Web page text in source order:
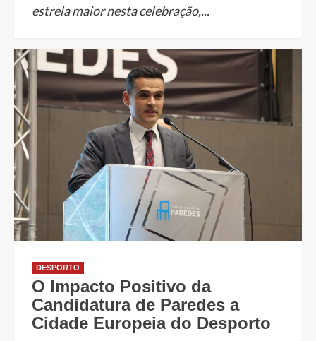
estrela maior nesta celebração,...
DESPORTO
O Impacto Positivo da
Candidatura de Paredes a
Cidade Europeia do Desporto